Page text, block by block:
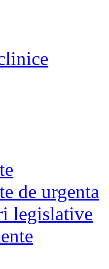
de urgenta
legislative